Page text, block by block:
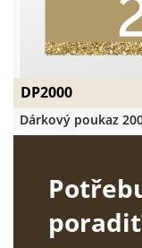
DP2000
Dárkový poukaz